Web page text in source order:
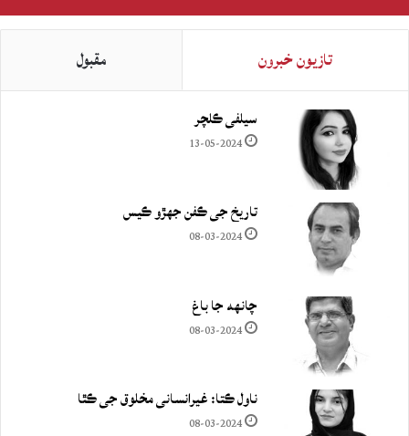
تازيون خبرون مقبول
سيلفي ڪلچر
13-05-2024
تاريخ جي ڪفن جھڙو ڪيس
08-03-2024
چانهه جا باغ
08-03-2024
ناول ڪتا: غيرانساني مخلوق جي ڪٿا
08-03-2024